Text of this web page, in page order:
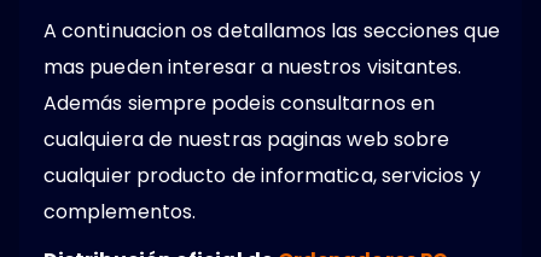
A continuacion os detallamos las secciones que
mas pueden interesar a nuestros visitantes.
Además siempre podeis consultarnos en
cualquiera de nuestras paginas web sobre
cualquier producto de informatica, servicios y
complementos.